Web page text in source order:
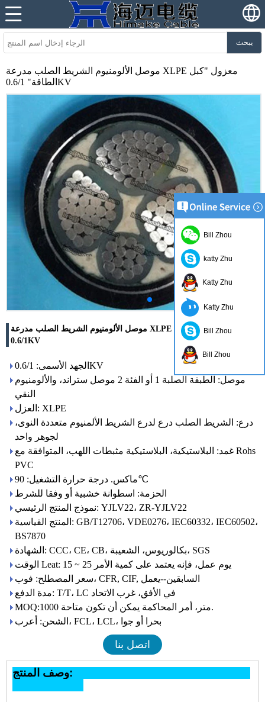
يبحث
موصل الألومنيوم الشريط الصلب مدرعة XLPE معزول "كبل
الطاقة" 0.6/1KV
موصل الألومنيوم الشريط الصلب مدرعة XLPE معزول "كبل الطاقة"
0.6/1KV
الجهد الأسمى: 0.6/1KV
موصل: الطبقة الصلبة 1 أو الفئة 2 موصل ستراند، والألومنيوم
النقي
العزل: XLPE
درع: الشريط الصلب درع لدرع الشريط الألمنيوم متعددة النوى،
لجوهر واحد
غمد: البلاستيكية، البلاستيكية مثبطات اللهب، المتوافقة مع Rohs
PVC
ماكس. درجة حرارة التشغيل: 90℃
الحزمة: اسطوانة خشبية أو وفقا للشرط
نموذج المنتج الرئيسي: YJLV22، ZR-YJLV22
المنتج القياسية: GB/T12706، VDE0276، IEC60332، IEC60502،
BS7870
الشهادة: CCC، CE، CB، بكالوريوس، الشعيبة، SGS
الوقت Leat: 15 ~ 25 يوم عمل، فإنه يعتمد على كمية الأمر
سعر المصطلح: فوب، CFR, CIF, السابقين--يعمل
مدة الدفع: T/T، LC في الأفق، غرب الاتحاد
MOQ:1000 متر، أمر المحاكمة يمكن أن تكون متاحة.
الشحن: أعرب، FCL، LCL، بحرا أو جوا
اتصل بنا
وصف المنتج:
Bill Zhou
katty Zhu
Katty Zhu
Katty Zhu
Bill Zhou
Bill Zhou